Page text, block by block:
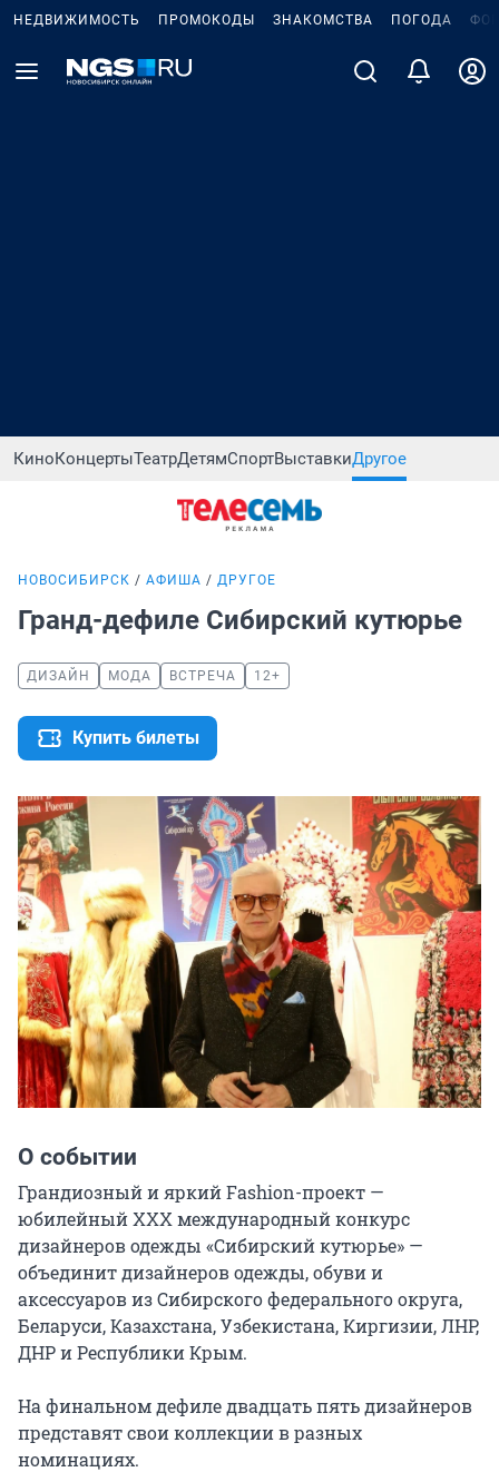
НЕДВИЖИМОСТЬ ПРОМОКОДЫ ЗНАКОМСТВА ПОГОДА
КиноКонцертыТеатрДетямСпортВыставкиДругое
НОВОСИБИРСК АФИША ДРУГОЕ
Гранд-дефиле Сибирский кутюрье
ДИЗАЙН МОДА ВСТРЕЧА 12+
Купить билеты
О событии
Грандиозный и яркий Fashion-проект —
юбилейный XXX международный конкурс
дизайнеров одежды «Сибирский кутюрье» —
объединит дизайнеров одежды, обуви и
аксессуаров из Сибирского федерального округа,
Беларуси, Казахстана, Узбекистана, Киргизии, ЛНР,
ДНР и Республики Крым.
На финальном дефиле двадцать пять дизайнеров
представят свои коллекции в разных
номинациях.